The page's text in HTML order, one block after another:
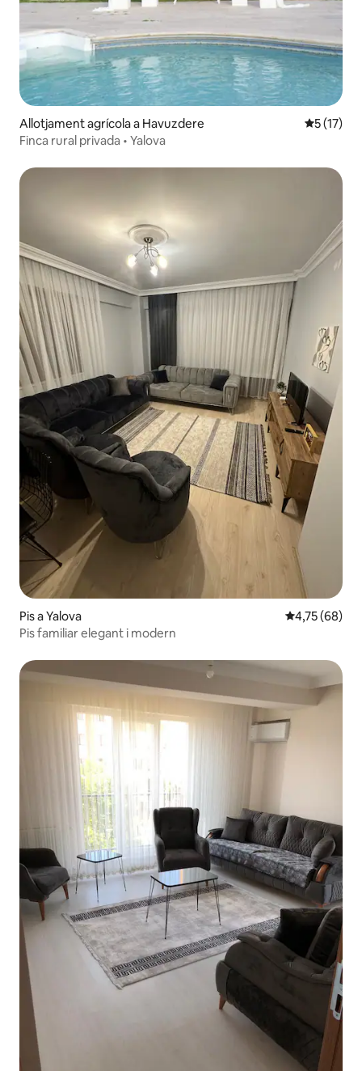
Allotjament agrícola a Havuzdere 5 de
5 (17)
Finca rural privada • Yalova
Pis a Yalova 4,75 de
4,75 (68)
Pis familiar elegant i modern